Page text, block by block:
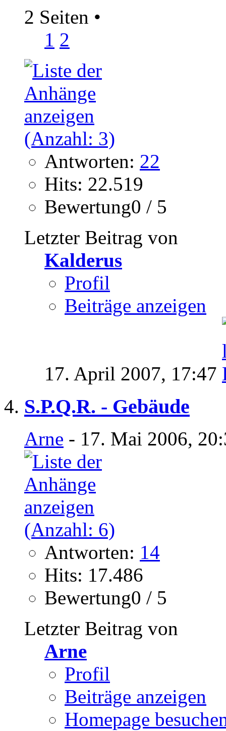
2 Seiten •
1 2
Antworten: 22
Hits: 22.519
Bewertung0 / 5
Letzter Beitrag von
Kalderus
Profil
Beiträge anzeigen
17. April 2007, 17:47
S.P.Q.R. - Gebäude
Arne - 17. Mai 2006,
Antworten: 14
Hits: 17.486
Bewertung0 / 5
Letzter Beitrag von
Arne
Profil
Beiträge anzeigen
Homepage